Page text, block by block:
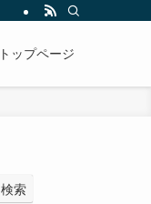
トップページ
検索